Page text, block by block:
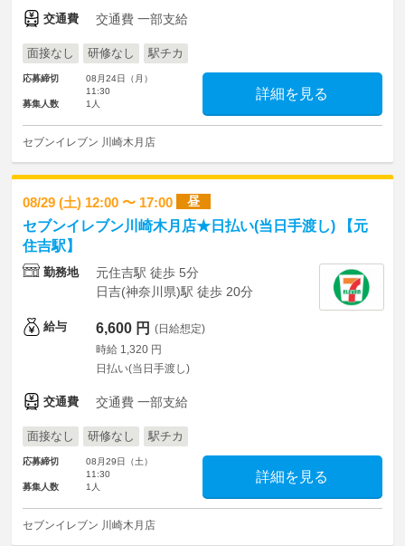
交通費 交通費 一部支給
面接なし 研修なし 駅チカ
応募締切
08月24日（月）
11:30
募集人数
1人
詳細を見る
セブンイレブン 川崎木月店
08/29 (土) 12:00 〜 17:00 昼
セブンイレブン川崎木月店★日払い(当日手渡し) 【元
住吉駅】
勤務地
元住吉駅 徒歩 5分
日吉(神奈川県)駅 徒歩 20分
給与 6,600 円 (日給想定)
時給 1,320 円
日払い(当日手渡し)
交通費 交通費 一部支給
面接なし 研修なし 駅チカ
応募締切
08月29日（土）
11:30
募集人数
1人
詳細を見る
セブンイレブン 川崎木月店